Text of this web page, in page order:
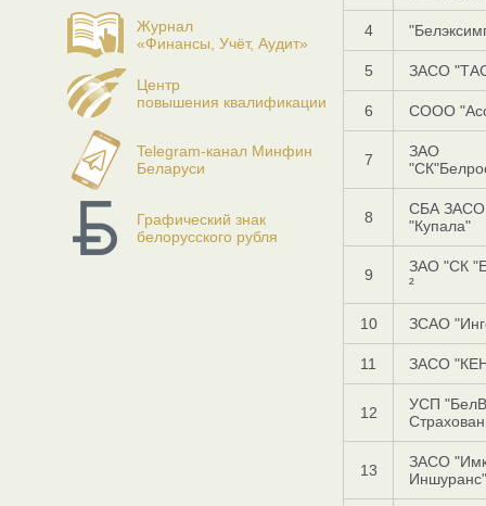
Журнал
«Финансы, Учёт, Аудит»
Центр
повышения квалификации
Telegram-канал Минфин
Беларуси
Графический знак
белорусского рубля
4
5 ЗАСО
6 СООО
7
ЗАО
8
СБА ЗАСО
"Купала"
9
ЗАО "СК
²
10 ЗСАО
11 ЗАСО
12
УСП
13
ЗАСО
Иншуранс"